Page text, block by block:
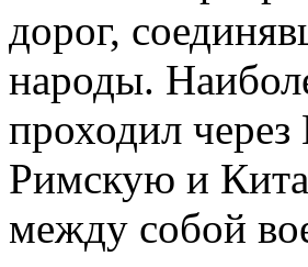
дорог,
народы.
проходил
Римскую и
между собой